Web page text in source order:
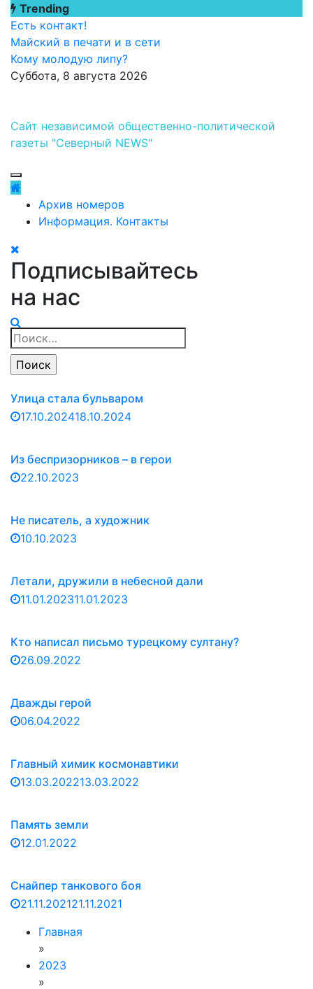
Перейти
содержимому
Trending
Есть контакт!
Майский в печати и в сети
Кому молодую липу?
Суббота, 8 августа 2026
Сайт независимой общественно-политической
газеты "Северный NEWS"
Архив номеров
Информация. Контакты
Подписывайтесь
на нас
Найти:
Улица стала бульваром
17.10.202418.10.2024
Из беспризорников – в герои
22.10.2023
Не писатель, а художник
10.10.2023
Летали, дружили в небесной дали
11.01.202311.01.2023
Кто написал письмо турецкому султану?
26.09.2022
Дважды герой
06.04.2022
Главный химик космонавтики
13.03.202213.03.2022
Память земли
12.01.2022
Снайпер танкового боя
21.11.202121.11.2021
Главная
»
2023
»